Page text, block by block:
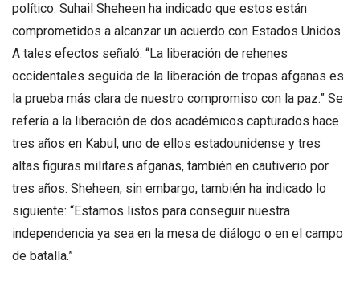
político. Suhail Sheheen ha indicado que estos están
comprometidos a alcanzar un acuerdo con Estados Unidos.
A tales efectos señaló: “La liberación de rehenes
occidentales seguida de la liberación de tropas afganas es
la prueba más clara de nuestro compromiso con la paz.” Se
refería a la liberación de dos académicos capturados hace
tres años en Kabul, uno de ellos estadounidense y tres
altas figuras militares afganas, también en cautiverio por
tres años. Sheheen, sin embargo, también ha indicado lo
siguiente: “Estamos listos para conseguir nuestra
independencia ya sea en la mesa de diálogo o en el campo
de batalla.”